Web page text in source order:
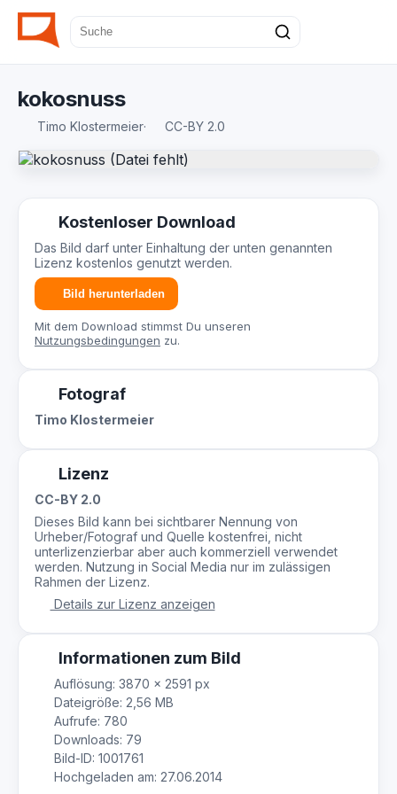
kokosnuss
Timo Klostermeier· CC-BY 2.0
Kostenloser Download
Das Bild darf unter Einhaltung der unten genannten
Lizenz kostenlos genutzt werden.
Bild herunterladen
Mit dem Download stimmst Du unseren
Nutzungsbedingungen zu.
Fotograf
Timo Klostermeier
Lizenz
CC-BY 2.0
Dieses Bild kann bei sichtbarer Nennung von
Urheber/Fotograf und Quelle kostenfrei, nicht
unterlizenzierbar aber auch kommerziell verwendet
werden. Nutzung in Social Media nur im zulässigen
Rahmen der Lizenz.
Details zur Lizenz anzeigen
Informationen zum Bild
Auflösung: 3870 × 2591 px
Dateigröße: 2,56 MB
Aufrufe: 780
Downloads: 79
Bild-ID: 1001761
Hochgeladen am: 27.06.2014